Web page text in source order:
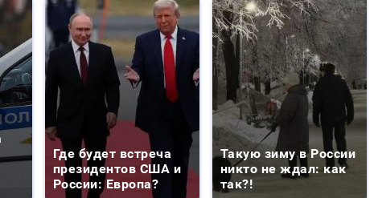
Где будет встреча
президентов США и
России: Европа?
Такую зиму в России
никто не ждал: как
так?!